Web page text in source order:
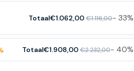
Totaal€1.062,00 €1.116,00- 33%
Totaal€1.908,00 €2.232,00- 40%